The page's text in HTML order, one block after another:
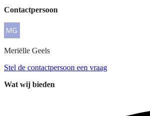
Contactpersoon
Meriëlle Geels
Stel de contactpersoon een vraag
Wat wij bieden